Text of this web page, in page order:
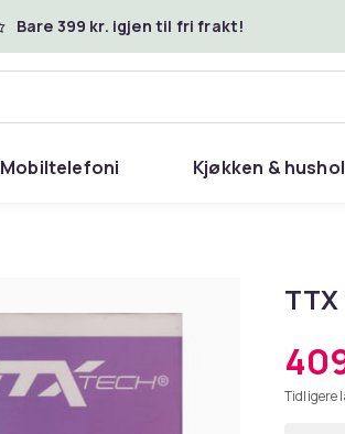
Bare 399 kr. igjen til fri frakt!
Mobiltelefoni Kjøkken &
Tidligere